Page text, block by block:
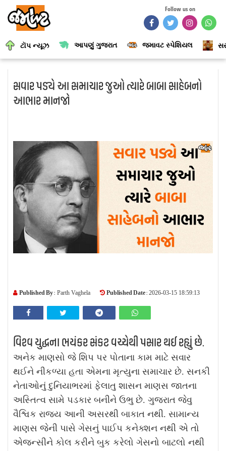
Follow us on
ટૉપ ન્યૂઝ આપણું ગુજરાત જમાવટ સ્પેશિયલ
સવાર પડ્યે આ સમાચાર જુઓ ત્યારે બાબા સાહેબનો
આભાર માનજો
Published By : Parth Vaghela Published Date : 2026-03-15 18:59:13
વિશ્વ યુદ્ધના ભયંકર સંકટ વચ્ચેથી પસાર થઈ રહ્યું છે.
અનેક માણસો જે શિપ પર પોતાના કામ માટે સવાર
થઈને નીકળ્યા હતા એમના મૃત્યુના સમાચાર છે. સનકી
નેતાઓનું દુનિયાભરમાં ફેલાતુ શાસન માણસ જાતના
અસ્તિત્વ સામે પડકાર બનીને ઉભુ છે. ગુજરાત જેવુ
વૈશ્વિક રાજ્ય આની અસરથી બાકાત નથી. સામાન્ય
માણસ જેની પાસે ગેસનું પાઈપ કનેક્શન નથી એ તો
એજન્સીને કોલ કરીને બુક કરેલો ગેસનો બાટલો નથી